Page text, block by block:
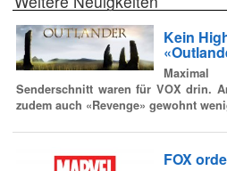
Kein
Maximal
Senderschnitt waren für VOX drin.
zudem auch «Revenge» gewohnt
FOX